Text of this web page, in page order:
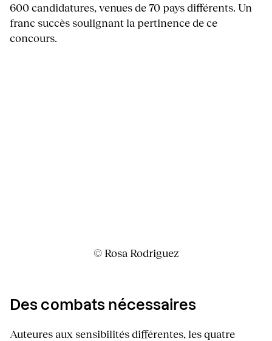
600 candidatures, venues de 70 pays différents. Un
franc succès soulignant la pertinence de ce
concours.
© Rosa Rodriguez
Des combats nécessaires
Auteures aux sensibilités différentes, les quatre